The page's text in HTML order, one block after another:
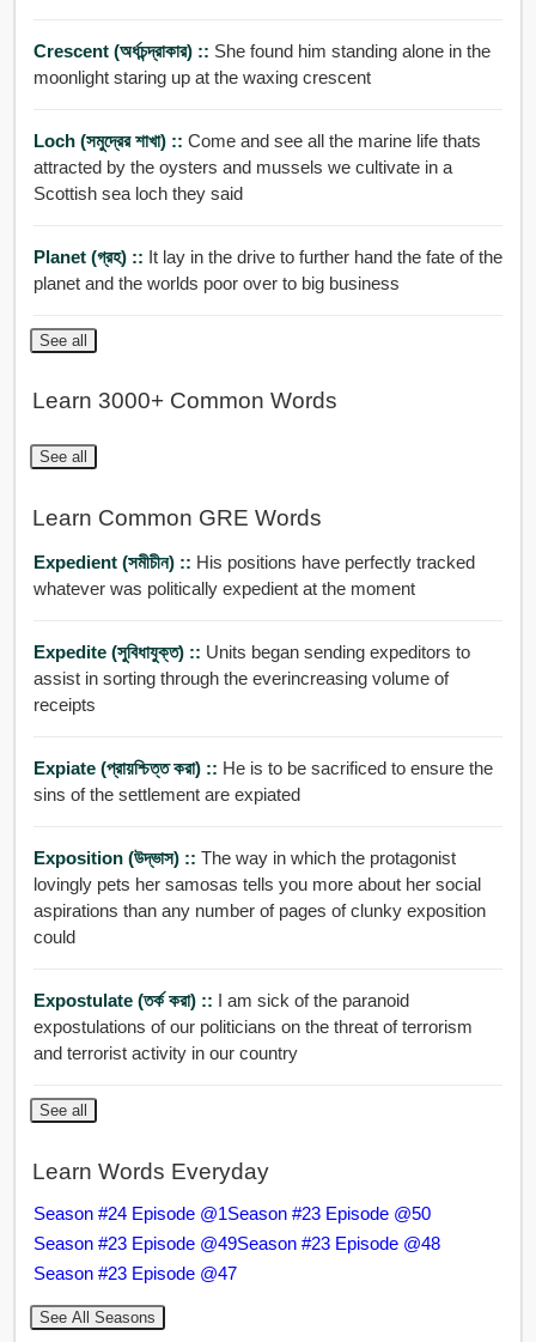
Crescent (অর্ধচন্দ্রাকার) :: She found him standing alone in the
moonlight staring up at the waxing crescent
Loch (সমুদ্রের শাখা) :: Come and see all the marine life thats
attracted by the oysters and mussels we cultivate in a
Scottish sea loch they said
Planet (গ্রহ) :: It lay in the drive to further hand the fate of the
planet and the worlds poor over to big business
See all
Learn 3000+ Common Words
See all
Learn Common GRE Words
Expedient (সমীচীন) :: His positions have perfectly tracked
whatever was politically expedient at the moment
Expedite (সুবিধাযুক্ত) :: Units began sending expeditors to
assist in sorting through the everincreasing volume of
receipts
Expiate (প্রায়শ্চিত্ত করা) :: He is to be sacrificed to ensure the
sins of the settlement are expiated
Exposition (উদ্ভাস) :: The way in which the protagonist
lovingly pets her samosas tells you more about her social
aspirations than any number of pages of clunky exposition
could
Expostulate (তর্ক করা) :: I am sick of the paranoid
expostulations of our politicians on the threat of terrorism
and terrorist activity in our country
See all
Learn Words Everyday
Season #24 Episode @1Season #23 Episode @50
Season #23 Episode @49Season #23 Episode @48
Season #23 Episode @47
See All Seasons